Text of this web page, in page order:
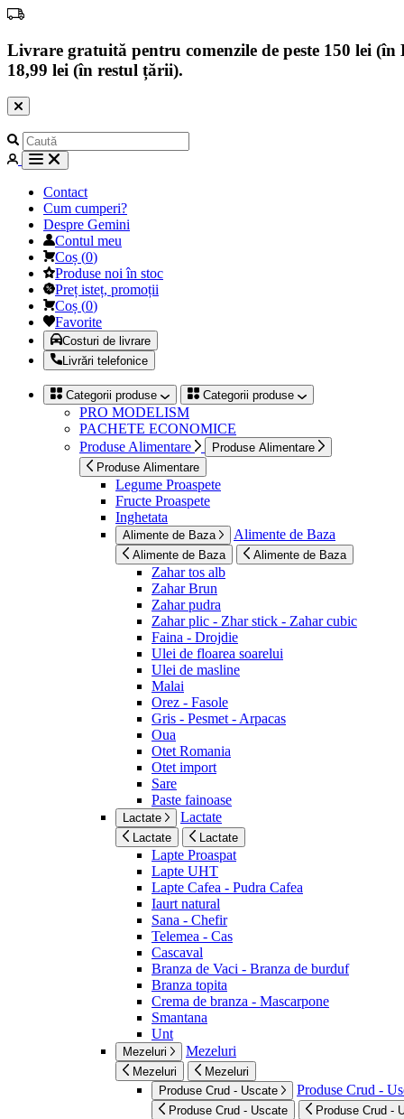
Livrare gratuită pentru comenzile de peste 150 lei
18,99 lei (în restul țării).
Contact
Cum cumperi?
Despre Gemini
Contul meu
Coș (0)
Produse noi în stoc
Preț isteț, promoții
Coș (0)
Favorite
Costuri de livrare
Livrări telefonice
Categorii produse Categorii produse
PRO MODELISM
PACHETE ECONOMICE
Produse Alimentare
Produse Alimentare
Produse Alimentare
Legume Proaspete
Fructe Proaspete
Inghetata
Alimente de Baza Alimente de Baza
Alimente de Baza Alimente de Baza
Zahar tos alb
Zahar Brun
Zahar pudra
Zahar plic - Zhar stick - Zahar cubic
Faina - Drojdie
Ulei de floarea soarelui
Ulei de masline
Malai
Orez - Fasole
Gris - Pesmet - Arpacas
Oua
Otet Romania
Otet import
Sare
Paste fainoase
Lactate Lactate
Lactate Lactate
Lapte Proaspat
Lapte UHT
Lapte Cafea - Pudra Cafea
Iaurt natural
Sana - Chefir
Telemea - Cas
Cascaval
Branza de Vaci - Branza de burduf
Branza topita
Crema de branza - Mascarpone
Smantana
Unt
Mezeluri Mezeluri
Mezeluri
Mezeluri
Produse Crud - Uscate
Produse Crud -
Produse Crud - Uscate Produse Crud -